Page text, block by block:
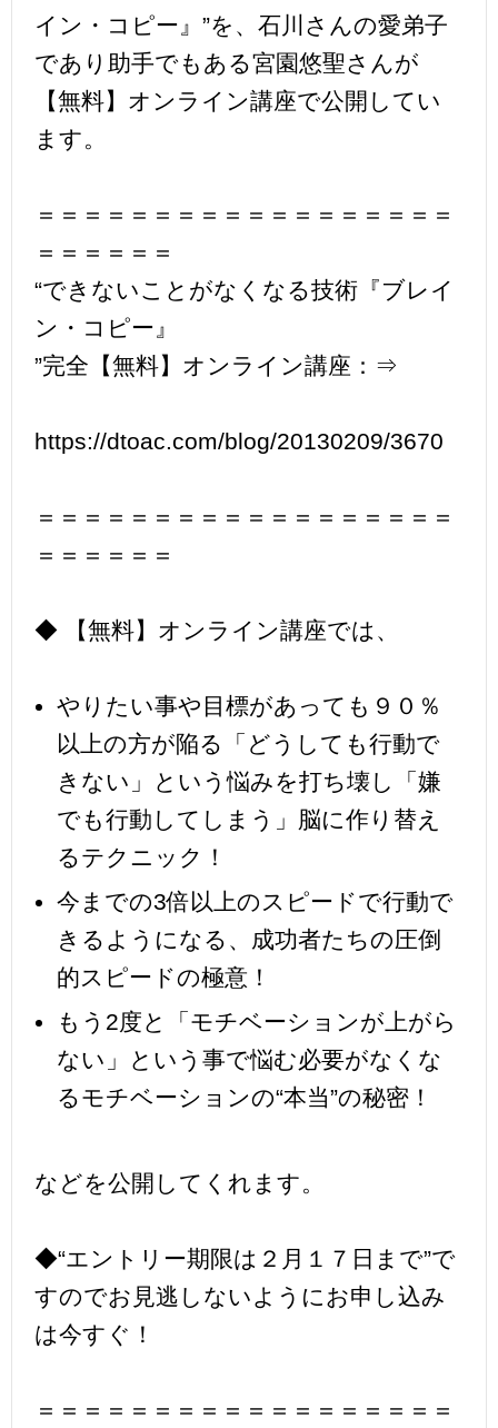
イン・コピー』”を、石川さんの愛弟子
であり助手でもある宮園悠聖さんが
【無料】オンライン講座で公開してい
ます。
＝＝＝＝＝＝＝＝＝＝＝＝＝＝＝＝＝＝
＝＝＝＝＝＝
“できないことがなくなる技術『ブレイ
ン・コピー』
”完全【無料】オンライン講座：⇒
https://dtoac.com/blog/20130209/3670
＝＝＝＝＝＝＝＝＝＝＝＝＝＝＝＝＝＝
＝＝＝＝＝＝
◆ 【無料】オンライン講座では、
やりたい事や目標があっても９０％
以上の方が陥る「どうしても行動で
きない」という悩みを打ち壊し「嫌
でも行動してしまう」脳に作り替え
るテクニック！
今までの3倍以上のスピードで行動で
きるようになる、成功者たちの圧倒
的スピードの極意！
もう2度と「モチベーションが上がら
ない」という事で悩む必要がなくな
るモチベーションの“本当”の秘密！
などを公開してくれます。
◆“エントリー期限は２月１７日まで”で
すのでお見逃しないようにお申し込み
は今すぐ！
＝＝＝＝＝＝＝＝＝＝＝＝＝＝＝＝＝＝